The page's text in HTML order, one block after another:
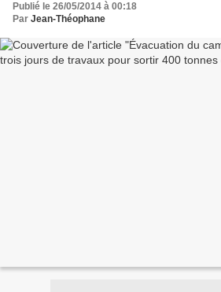
Publié le 26/05/2014 à 00:18
Par Jean-Théophane